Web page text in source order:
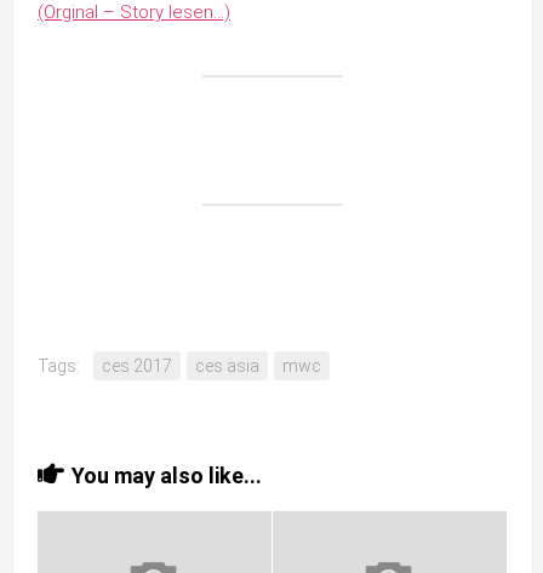
(Orginal – Story lesen…)
Tags: ces 2017 ces asia mwc
You may also like...